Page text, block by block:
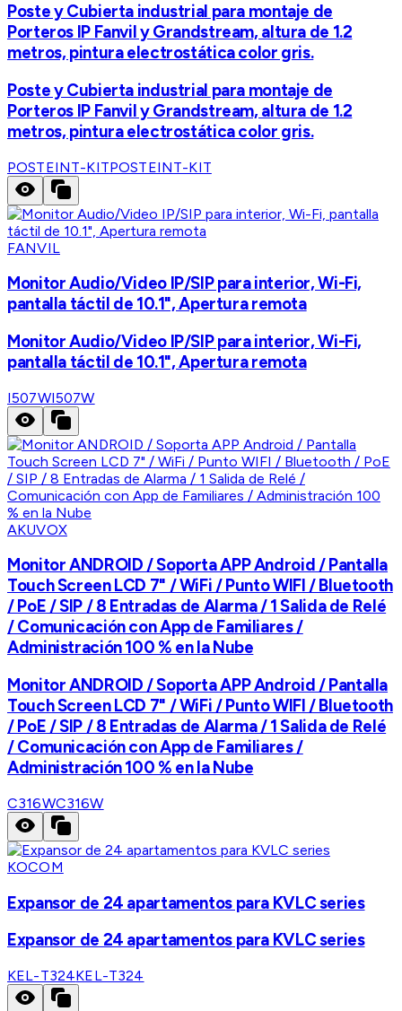
Poste y Cubierta industrial para montaje de
Porteros IP Fanvil y Grandstream, altura de 1.2
metros, pintura electrostática color gris.
Poste y Cubierta industrial para montaje de
Porteros IP Fanvil y Grandstream, altura de 1.2
metros, pintura electrostática color gris.
POSTEINT-KITPOSTEINT-KIT
FANVIL
Monitor Audio/Video IP/SIP para interior, Wi-Fi,
pantalla táctil de 10.1", Apertura remota
Monitor Audio/Video IP/SIP para interior, Wi-Fi,
pantalla táctil de 10.1", Apertura remota
I507WI507W
AKUVOX
Monitor ANDROID / Soporta APP Android / Pantalla
Touch Screen LCD 7" / WiFi / Punto WIFI / Bluetooth
/ PoE / SIP / 8 Entradas de Alarma / 1 Salida de Relé
/ Comunicación con App de Familiares /
Administración 100 % en la Nube
Monitor ANDROID / Soporta APP Android / Pantalla
Touch Screen LCD 7" / WiFi / Punto WIFI / Bluetooth
/ PoE / SIP / 8 Entradas de Alarma / 1 Salida de Relé
/ Comunicación con App de Familiares /
Administración 100 % en la Nube
C316WC316W
KOCOM
Expansor de 24 apartamentos para KVLC series
Expansor de 24 apartamentos para KVLC series
KEL-T324KEL-T324